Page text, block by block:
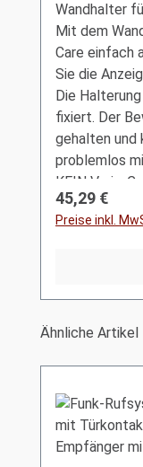
Wandhalter
Mit dem
Care einfach
Sie die
Die
fixiert. Der
gehalten und
problemlos
KEIN Vario-
Regulärer
45,29 €
Preise inkl.
Produktgalerie
Ähnliche Artikel